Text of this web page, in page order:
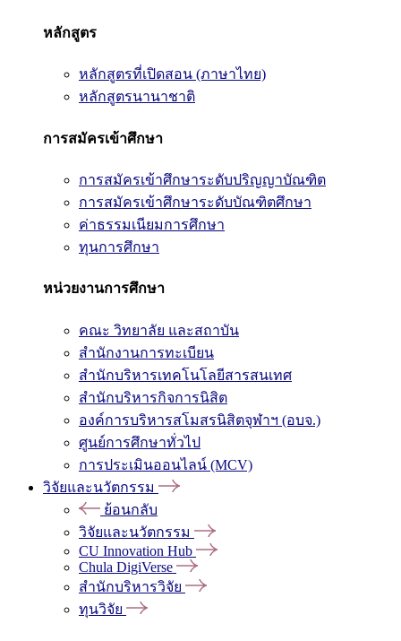
หลักสูตร
หลักสูตรที่เปิดสอน (ภาษาไทย)
หลักสูตรนานาชาติ
การสมัครเข้าศึกษา
การสมัครเข้าศึกษาระดับปริญญาบัณฑิต
การสมัครเข้าศึกษาระดับบัณฑิตศึกษา
ค่าธรรมเนียมการศึกษา
ทุนการศึกษา
หน่วยงานการศึกษา
คณะ วิทยาลัย และสถาบัน
สำนักงานการทะเบียน
สำนักบริหารเทคโนโลยีสารสนเทศ
สำนักบริหารกิจการนิสิต
องค์การบริหารสโมสรนิสิตจุฬาฯ (อบจ.)
ศูนย์การศึกษาทั่วไป
การประเมินออนไลน์ (MCV)
วิจัยและนวัตกรรม
ย้อนกลับ
วิจัยและนวัตกรรม
CU Innovation Hub
Chula DigiVerse
สำนักบริหารวิจัย
ทุนวิจัย